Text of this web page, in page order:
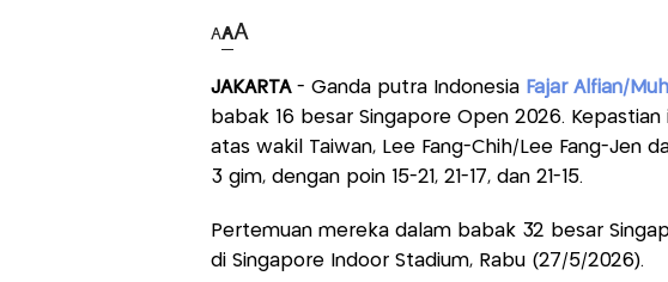
AAA
JAKARTA- Ganda putra Indonesia Fajar Alfian/
babak 16 besar Singapore Open 2026.
atas wakil Taiwan, Lee Fang-Chih/Lee Fang-Jen
3 gim, dengan poin 15-21, 21-17, dan 21-15.
Pertemuan mereka dalam babak 32 besar
di Singapore Indoor Stadium, Rabu (27/5/2026).